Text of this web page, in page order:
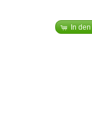
In